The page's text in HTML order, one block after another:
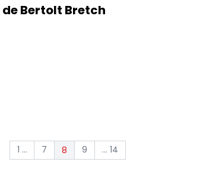
de Bertolt Bretch
1 ... 7 8 9 ... 14